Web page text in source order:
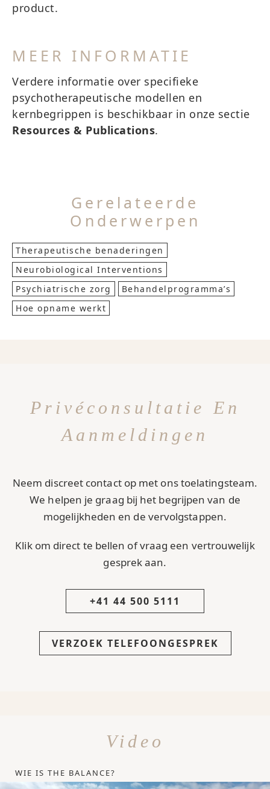
product.
MEER INFORMATIE
Verdere informatie over specifieke
psychotherapeutische modellen en
kernbegrippen is beschikbaar in onze sectie
Resources & Publications.
Gerelateerde
Onderwerpen
Therapeutische benaderingen
Neurobiological Interventions
Psychiatrische zorg
Behandelprogramma’s
Hoe opname werkt
Privéconsultatie En
Aanmeldingen
Neem discreet contact op met ons toelatingsteam.
We helpen je graag bij het begrijpen van de
mogelijkheden en de vervolgstappen.
Klik om direct te bellen of vraag een vertrouwelijk
gesprek aan.
+41 44 500 5111
VERZOEK TELEFOONGESPREK
Video
WIE IS THE BALANCE?